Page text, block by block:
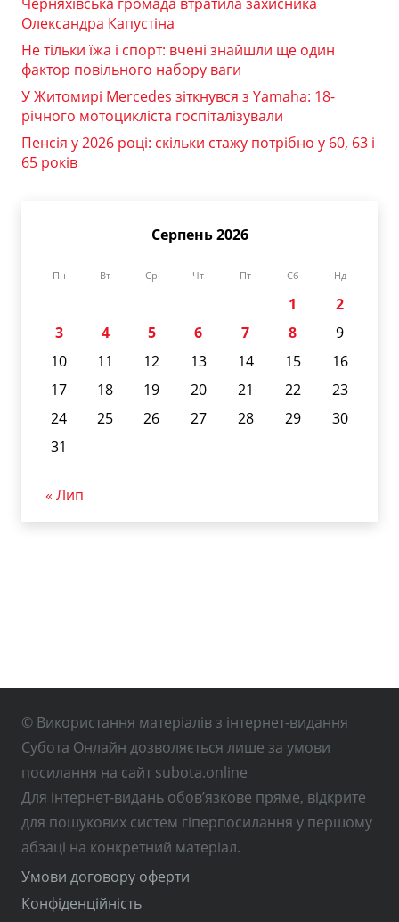
Олександра Капустіна
Не тільки їжа і спорт: вчені знайшли ще один
фактор повільного набору ваги
У Житомирі Mercedes зіткнувся з Yamaha: 18-
річного мотоцикліста госпіталізували
Пенсія у 2026 році: скільки стажу потрібно у 60, 63 і
65 років
Серпень 2026
Пн Вт Ср Чт Пт Сб Нд
1
2
3
4 5 6 7 8
9
10
11 12 13 14 15
16
17
18 19 20 21 22
23
24
25 26 27 28 29
30
31
« Лип
© Використання матеріалів з інтернет-видання
Субота Онлайн дозволяється лише за умови
посилання на сайт subota.online
Для інтернет-видань обов’язкове пряме, відкрите
для пошукових систем гіперпосилання у першому
абзаці на конкретний матеріал.
Умови договору оферти
Конфіденційність